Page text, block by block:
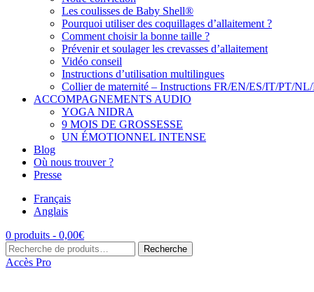
Les coulisses de Baby Shell®
Pourquoi utiliser des coquillages d’allaitement ?
Comment choisir la bonne taille ?
Prévenir et soulager les crevasses d’allaitement
Vidéo conseil
Instructions d’utilisation multilingues
Collier de maternité – Instructions FR/EN/ES/IT/PT/
ACCOMPAGNEMENTS AUDIO
YOGA NIDRA
9 MOIS DE GROSSESSE
UN ÉMOTIONNEL INTENSE
Blog
Où nous trouver ?
Presse
Français
Anglais
0 produits - 0,00€
Recherche
pour :
Recherche
Accès Pro